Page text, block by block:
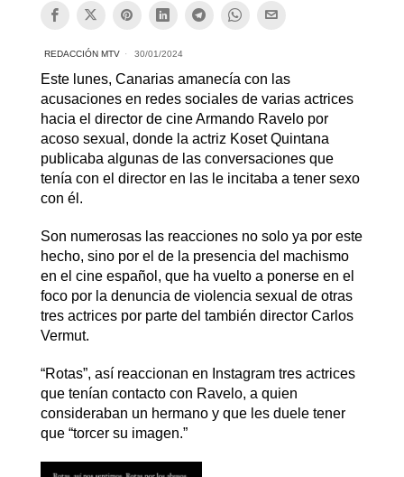
REDACCIÓN MTV 30/01/2024
Este lunes, Canarias amanecía con las
acusaciones en redes sociales de varias actrices
hacia el director de cine Armando Ravelo por
acoso sexual, donde la actriz Koset Quintana
publicaba algunas de las conversaciones que
tenía con el director en las le incitaba a tener sexo
con él.
Son numerosas las reacciones no solo ya por este
hecho, sino por el de la presencia del machismo
en el cine español, que ha vuelto a ponerse en el
foco por la denuncia de violencia sexual de otras
tres actrices por parte del también director Carlos
Vermut.
“Rotas”, así reaccionan en Instagram tres actrices
que tenían contacto con Ravelo, a quien
consideraban un hermano y que les duele tener
que “torcer su imagen.”